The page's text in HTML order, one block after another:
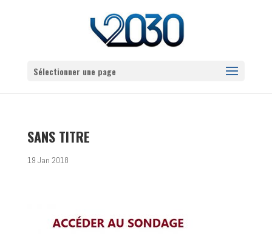
Sélectionner une page
SANS TITRE
19 Jan 2018